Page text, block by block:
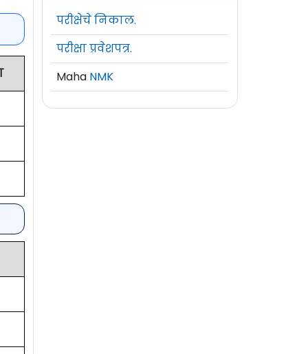
परीक्षेचे निकाल.
परीक्षा प्रवेशपत्र.
Maha NMK